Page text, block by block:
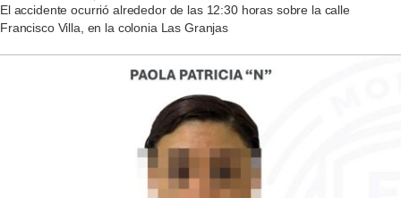
El accidente ocurrió alrededor de las 12:30 horas sobre la calle
Francisco Villa, en la colonia Las Granjas